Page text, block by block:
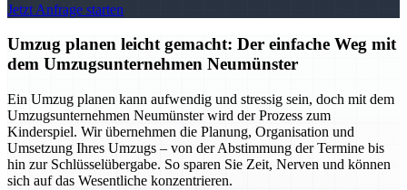
Jetzt Anfrage starten
Umzug planen leicht gemacht: Der einfache Weg mit
dem Umzugsunternehmen Neumünster
Ein Umzug planen kann aufwendig und stressig sein, doch mit dem
Umzugsunternehmen Neumünster wird der Prozess zum
Kinderspiel. Wir übernehmen die Planung, Organisation und
Umsetzung Ihres Umzugs – von der Abstimmung der Termine bis
hin zur Schlüsselübergabe. So sparen Sie Zeit, Nerven und können
sich auf das Wesentliche konzentrieren.